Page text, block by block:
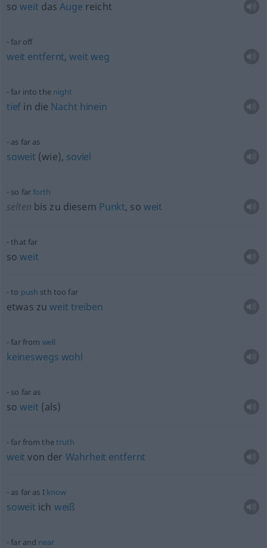
soweit dasAuge reicht
far off
weit entfernt,weit weg
far into the night
tief in die Nacht hinein
as far as
soweit (wie), soviel
so farforth
selten bis zu diesem Punkt, so weit
that far
soweit
to push sth too far
etwas zuweit treiben
far from well
keineswegs wohl
so far as
soweit (als)
far from thetruth
weit von der Wahrheit entfernt
as far as I know
soweit ich weiß
far and near